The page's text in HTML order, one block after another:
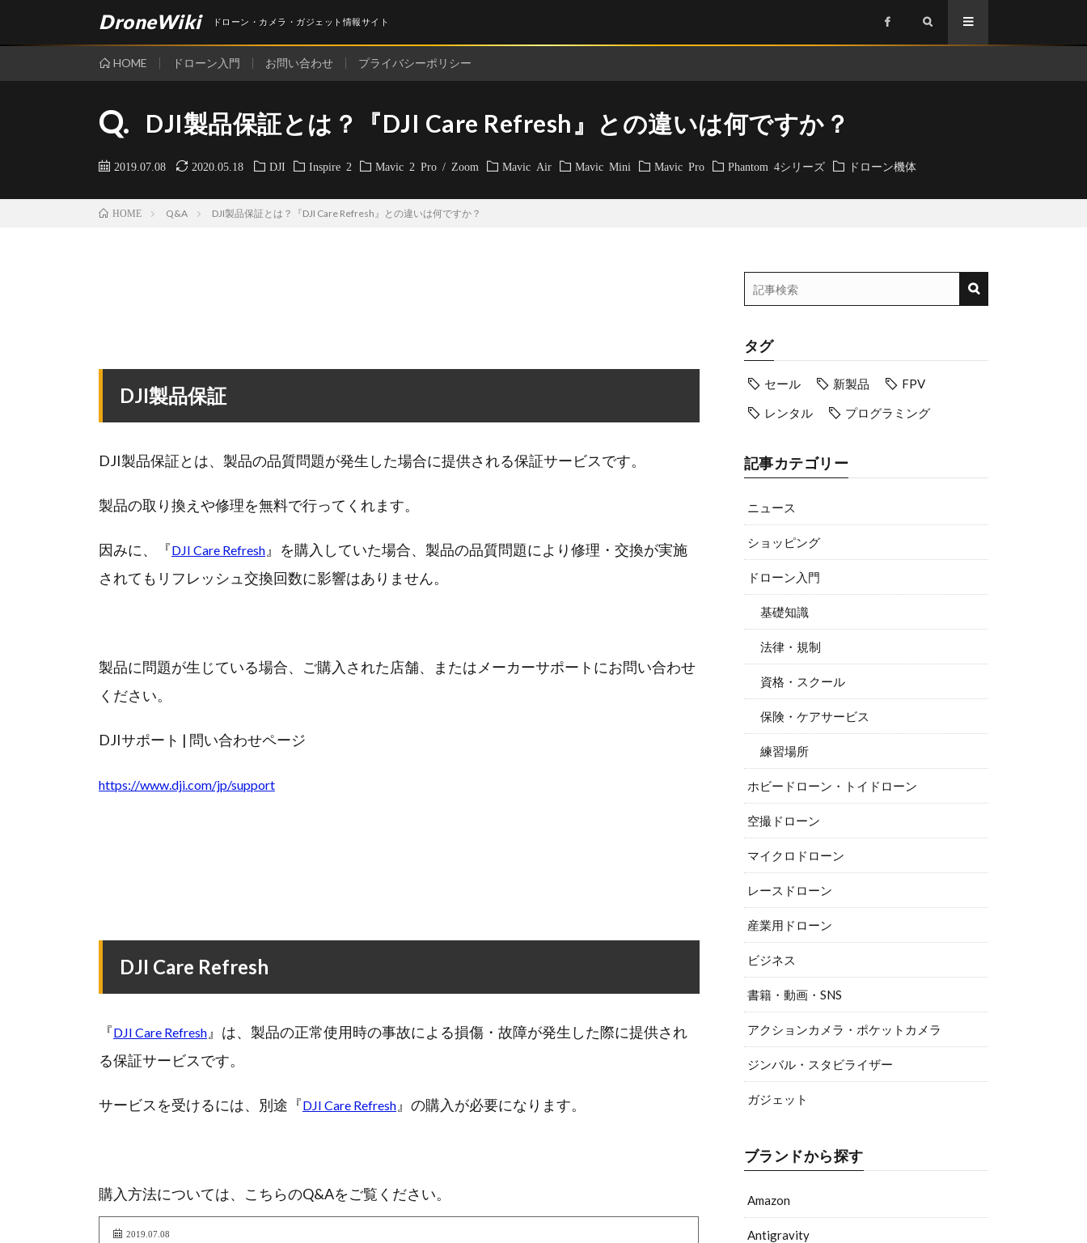
DroneWiki ドローン・カメラ・ガジェット情報サイト
HOME ドローン入門 お問い合わせ プライバシーポリシー
Q. DJI製品保証とは？『DJI Care Refresh』との違いは何ですか？
2019.07.08 2020.05.18 DJI Inspire 2 Mavic 2 Pro / Zoom Mavic Air Mavic Mini Mavic Pro Phantom 4シリーズ ドローン機体
HOME Q&A DJI製品保証とは？『DJI Care Refresh』との違いは何ですか？
DJI製品保証
DJI製品保証とは、製品の品質問題が発生した場合に提供される保証サービスです。
製品の取り換えや修理を無料で行ってくれます。
因みに、『DJI Care Refresh 』を購入していた場合、製品の品質問題により修理・交換が実施
されてもリフレッシュ交換回数に影響はありません。
製品に問題が生じている場合、ご購入された店舗、またはメーカーサポートにお問い合わせ
ください。
DJIサポート | 問い合わせページ
https://www.dji.com/jp/support
DJI Care Refresh
『DJI Care Refresh 』は、製品の正常使用時の事故による損傷・故障が発生した際に提供され
る保証サービスです。
サービスを受けるには、別途『DJI Care Refresh 』の購入が必要になります。
購入方法については、こちらのQ&Aをご覧ください。
2019.07.08
タグ
セール 新製品
FPV
レンタル
プログラミング
記事カテゴリー
ニュース
ショッピング
ドローン入門
基礎知識
法律・規制
資格・スクール
保険・ケアサービス
練習場所
ホビードローン・トイドローン
空撮ドローン
マイクロドローン
レースドローン
産業用ドローン
ビジネス
書籍・動画・SNS
アクションカメラ・ポケットカメラ
ジンバル・スタビライザー
ガジェット
ブランドから探す
Amazon
Antigravity